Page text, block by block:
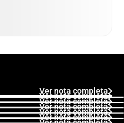
Ver nota completa
Ver nota completa
Ver nota completa
Ver nota completa
Ver nota completa
Ver nota completa